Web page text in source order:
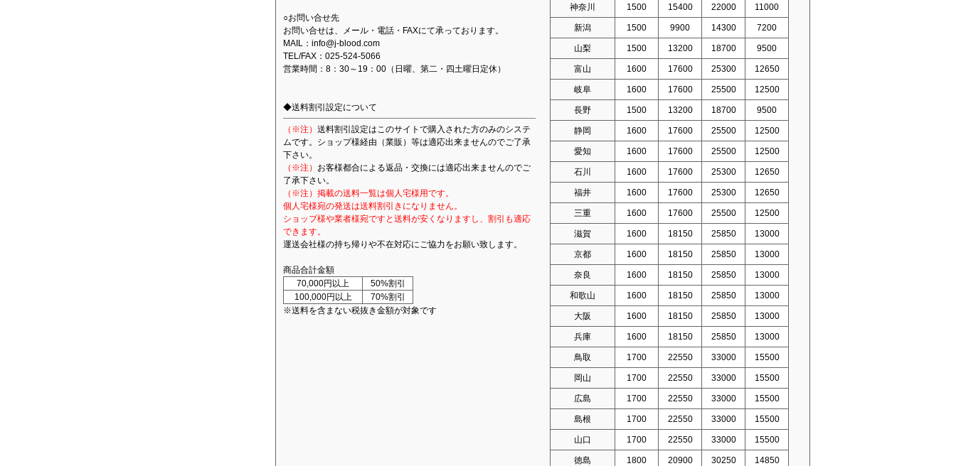
○お問い合せ先
お問い合せは、メール・電話・FAXにて承っております。
MAIL：info@j-blood.com
TEL/FAX：025-524-5066
営業時間：8：30～19：00（日曜、第二・四土曜日定休）
◆送料割引設定について
（※注） 送料割引設定はこのサイトで購入された方のみのシステ
ムです。ショップ様経由（業販）等は適応出来ませんのでご了承
下さい。
（※注） お客様都合による返品・交換には適応出来ませんのでご
了承下さい。
（※注）掲載の送料一覧は個人宅様用です。
個人宅様宛の発送は送料割引きになりません。
ショップ様や業者様宛ですと送料が安くなりますし、割引も適応
できます。
運送会社様の持ち帰りや不在対応にご協力をお願い致します。
商品合計金額
70,000円以上
50%割引
100,000円以上
70%割引
※送料を含まない税抜き金額が対象です
神奈川 1500 15400 22000 11000
新潟 1500 9900 14300 7200
山梨 1500 13200 18700 9500
富山 1600 17600 25300 12650
岐阜 1600 17600 25500 12500
長野 1500 13200 18700 9500
静岡 1600 17600 25500 12500
愛知 1600 17600 25500 12500
石川 1600 17600 25300 12650
福井 1600 17600 25300 12650
三重 1600 17600 25500 12500
滋賀 1600 18150 25850 13000
京都 1600 18150 25850 13000
奈良 1600 18150 25850 13000
和歌山 1600 18150 25850 13000
大阪 1600 18150 25850 13000
兵庫 1600 18150 25850 13000
鳥取 1700 22550 33000 15500
岡山 1700 22550 33000 15500
広島 1700 22550 33000 15500
島根 1700 22550 33000 15500
山口 1700 22550 33000 15500
徳島 1800 20900 30250 14850